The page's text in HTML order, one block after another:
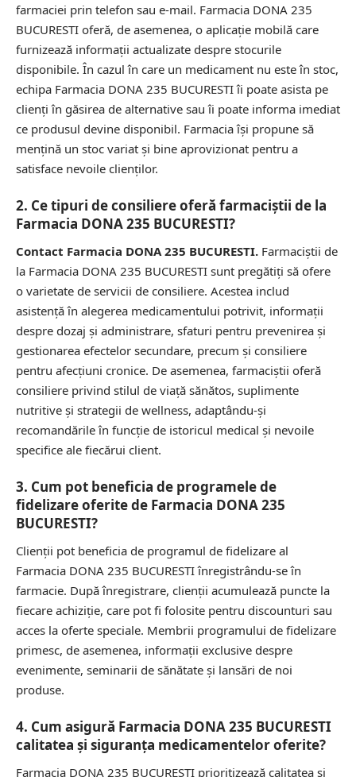
farmaciei prin telefon sau e-mail. Farmacia DONA 235
BUCURESTI oferă, de asemenea, o aplicație mobilă care
furnizează informații actualizate despre stocurile
disponibile. În cazul în care un medicament nu este în stoc,
echipa Farmacia DONA 235 BUCURESTI îi poate asista pe
clienți în găsirea de alternative sau îi poate informa imediat
ce produsul devine disponibil. Farmacia își propune să
mențină un stoc variat și bine aprovizionat pentru a
satisface nevoile clienților.
2. Ce tipuri de consiliere oferă farmaciștii de la
Farmacia DONA 235 BUCURESTI?
Contact Farmacia DONA 235 BUCURESTI. Farmaciștii de
la Farmacia DONA 235 BUCURESTI sunt pregătiți să ofere
o varietate de servicii de consiliere. Acestea includ
asistență în alegerea medicamentului potrivit, informații
despre dozaj și administrare, sfaturi pentru prevenirea și
gestionarea efectelor secundare, precum și consiliere
pentru afecțiuni cronice. De asemenea, farmaciștii oferă
consiliere privind stilul de viață sănătos, suplimente
nutritive și strategii de wellness, adaptându-și
recomandările în funcție de istoricul medical și nevoile
specifice ale fiecărui client.
3. Cum pot beneficia de programele de
fidelizare oferite de Farmacia DONA 235
BUCURESTI?
Clienții pot beneficia de programul de fidelizare al
Farmacia DONA 235 BUCURESTI înregistrându-se în
farmacie. După înregistrare, clienții acumulează puncte la
fiecare achiziție, care pot fi folosite pentru discounturi sau
acces la oferte speciale. Membrii programului de fidelizare
primesc, de asemenea, informații exclusive despre
evenimente, seminarii de sănătate și lansări de noi
produse.
4. Cum asigură Farmacia DONA 235 BUCURESTI
calitatea și siguranța medicamentelor oferite?
Farmacia DONA 235 BUCURESTI prioritizează calitatea și